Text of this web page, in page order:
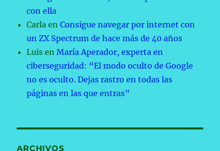
con ella
Carla enConsigue navegar por internet con
un ZX Spectrum de hace más de 40 años
Luis enMaría Aperador, experta en
ciberseguridad: “El modo oculto de Google
no es oculto. Dejas rastro en todas las
páginas en las que entras”
ARCHIVOS